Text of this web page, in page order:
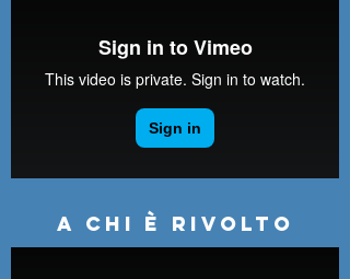
A chi è rivolto